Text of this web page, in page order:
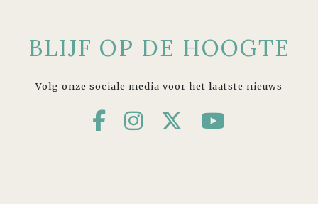
BLIJF OP DE HOOGTE
Volg onze sociale media voor het laatste nieuws